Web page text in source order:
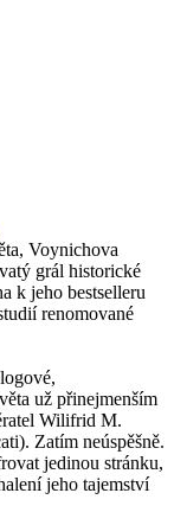
Voynichova
grál historické
k jeho bestselleru
renomované
už přinejmenším
Wilifrid M.
Zatím neúspěšně.
jedinou stránku,
jeho tajemství